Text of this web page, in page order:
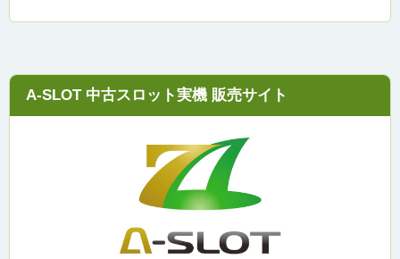
A-SLOT 中古スロット実機 販売サイト